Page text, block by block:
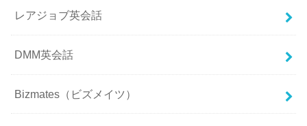
レアジョブ英会話
DMM英会話
Bizmates（ビズメイツ）